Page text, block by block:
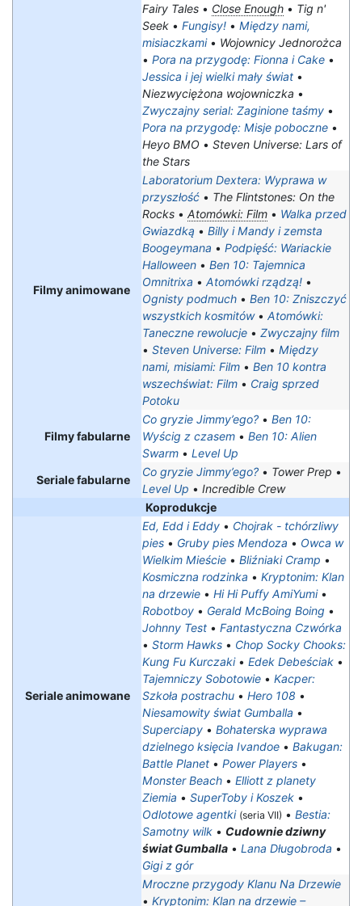
Fairy Tales • Close Enough • Tig n'
Seek • Fungisy! • Między nami,
misiaczkami• Wojownicy Jednorożca
• Pora na przygodę: Fionna i Cake •
Jessica i jej wielki mały świat •
Niezwyciężona wojowniczka •
Zwyczajny serial: Zaginione taśmy •
Pora na przygodę: Misje poboczne •
Heyo BMO • Steven Universe: Lars of
the Stars
Filmy animowane
Laboratorium Dextera: Wyprawa w
przyszłość • The Flintstones: On the
Rocks • Atomówki: Film • Walka przed
Gwiazdką • Billy i Mandy i zemsta
Boogeymana • Podpięść: Wariackie
Halloween • Ben 10: Tajemnica
Omnitrixa • Atomówki rządzą! •
Ognisty podmuch • Ben 10: Zniszczyć
wszystkich kosmitów• Atomówki:
Taneczne rewolucje • Zwyczajny film
• Steven Universe: Film • Między
nami, misiami: Film • Ben 10 kontra
wszechświat: Film • Craig sprzed
Potoku
Filmy fabularne
Co gryzie Jimmy’ego? • Ben 10:
Wyścig z czasem • Ben 10: Alien
Swarm • Level Up
Seriale fabularne
Co gryzie Jimmy’ego? • Tower Prep •
Level Up • Incredible Crew
Koprodukcje
Seriale animowane
Ed, Edd i Eddy • Chojrak - tchórzliwy
pies • Gruby pies Mendoza • Owca w
Wielkim Mieście • Bliźniaki Cramp •
Kosmiczna rodzinka • Kryptonim: Klan
na drzewie • Hi Hi Puffy AmiYumi•
Robotboy • Gerald McBoing Boing •
Johnny Test • Fantastyczna Czwórka
• Storm Hawks • Chop Socky Chooks:
Kung Fu Kurczaki• Edek Debeściak •
Tajemniczy Sobotowie • Kacper:
Szkoła postrachu • Hero 108 •
Niesamowity świat Gumballa •
Superciapy • Bohaterska wyprawa
dzielnego księcia Ivandoe • Bakugan:
Battle Planet • Power Players •
Monster Beach • Elliott z planety
Ziemia • SuperToby i Koszek •
Odlotowe agentki (seria VII) • Bestia:
Samotny wilk • Cudownie dziwny
świat Gumballa • Lana Długobroda •
Gigi z gór
Mroczne przygody Klanu Na Drzewie
• Kryptonim: Klan na drzewie –